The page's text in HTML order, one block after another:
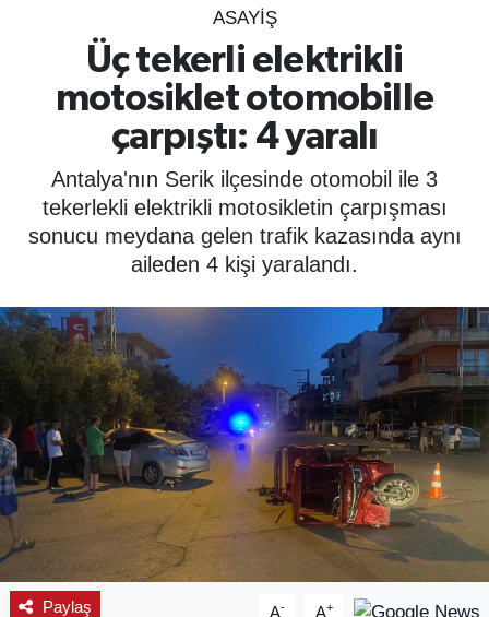
ASAYIŞ
Üç tekerli elektrikli
motosiklet otomobille
çarpıştı: 4 yaralı
Antalya'nın Serik ilçesinde otomobil ile 3
tekerlekli elektrikli motosikletin çarpışması
sonucu meydana gelen trafik kazasında aynı
aileden 4 kişi yaralandı.
Paylaş A- A+
SPOR
ÇEVRE
YAŞAM
BİLİM - TEKNOLOJİ
KÜLTÜR SANAT
MAGAZİN